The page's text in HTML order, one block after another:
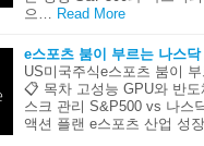
으…
Read More
e스포츠 붐이 부르는 나스
US미국주식e스포츠 붐이
📋 목차 고성능 GPU와 반
스크 관리 S&P500 vs 나스
액션 플랜 e스포츠 산업 성